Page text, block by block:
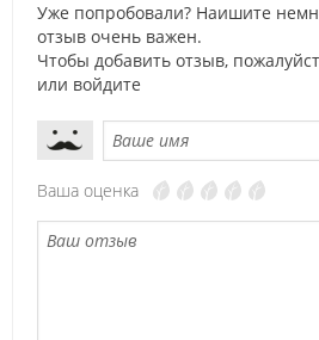
Уже попробовали? Наишите
отзыв очень важен.
Чтобы добавить отзыв,
или войдите
Ваша оценка